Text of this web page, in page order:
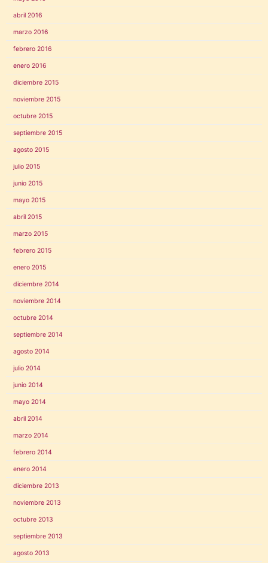
abril 2016
marzo 2016
febrero 2016
enero 2016
diciembre 2015
noviembre 2015
octubre 2015
septiembre 2015
agosto 2015
julio 2015
junio 2015
mayo 2015
abril 2015
marzo 2015
febrero 2015
enero 2015
diciembre 2014
noviembre 2014
octubre 2014
septiembre 2014
agosto 2014
julio 2014
junio 2014
mayo 2014
abril 2014
marzo 2014
febrero 2014
enero 2014
diciembre 2013
noviembre 2013
octubre 2013
septiembre 2013
agosto 2013